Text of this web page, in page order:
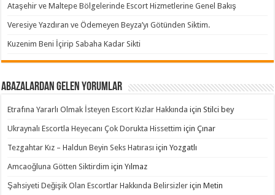
Ataşehir ve Maltepe Bölgelerinde Escort Hizmetlerine Genel Bakış
Veresiye Yazdıran ve Ödemeyen Beyza’yı Götünden Siktim.
Kuzenim Beni İçirip Sabaha Kadar Sikti
Abazalardan Gelen Yorumlar
Etrafına Yararlı Olmak İsteyen Escort Kızlar Hakkında içinStilci bey
Ukraynalı Escortla Heyecanı Çok Dorukta Hissettim içinÇınar
Tezgahtar Kız – Haldun Beyin Seks Hatırası içinYozgatlı
Amcaoğluna Götten Siktirdim içinYılmaz
Şahsiyeti Değişik Olan Escortlar Hakkında Belirsizler içinMetin